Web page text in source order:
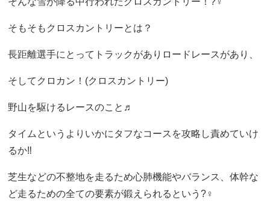
そもそもクロスカントリーとは？
長距離選手にとってトラックがありロードレースがあり、
そしてクロカン！(クロスカントリー)
野山を駆けるレースのこと♬
タイムというよりいかにタフなコースを攻略し責めていけ
るか‼️
芝生などの不整地を走るため心肺機能やバランス、体幹な
ど走るための全ての要素が鍛えられるという?‍♀️